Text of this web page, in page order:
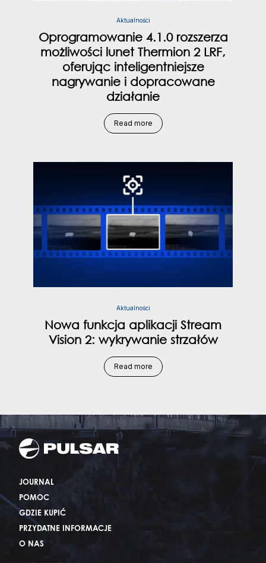
Aktualności
Oprogramowanie 4.1.0 rozszerza
możliwości lunet Thermion 2 LRF,
oferując inteligentniejsze
nagrywanie i dopracowane
działanie
Read more
Aktualności
Nowa funkcja aplikacji Stream
Vision 2: wykrywanie strzałów
Read more
JOURNAL
POMOC
GDZIE KUPIĆ
PRZYDATNE INFORMACJE
O NAS